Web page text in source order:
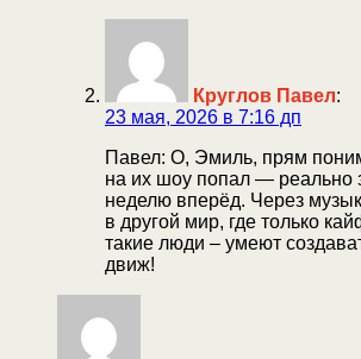
Круглов Павел:
23 мая, 2026 в 7:16 дп
Павел: О, Эмиль, прям
на их шоу попал — реально
неделю вперёд. Через
в другой мир, где только
такие люди – умеют
движ!